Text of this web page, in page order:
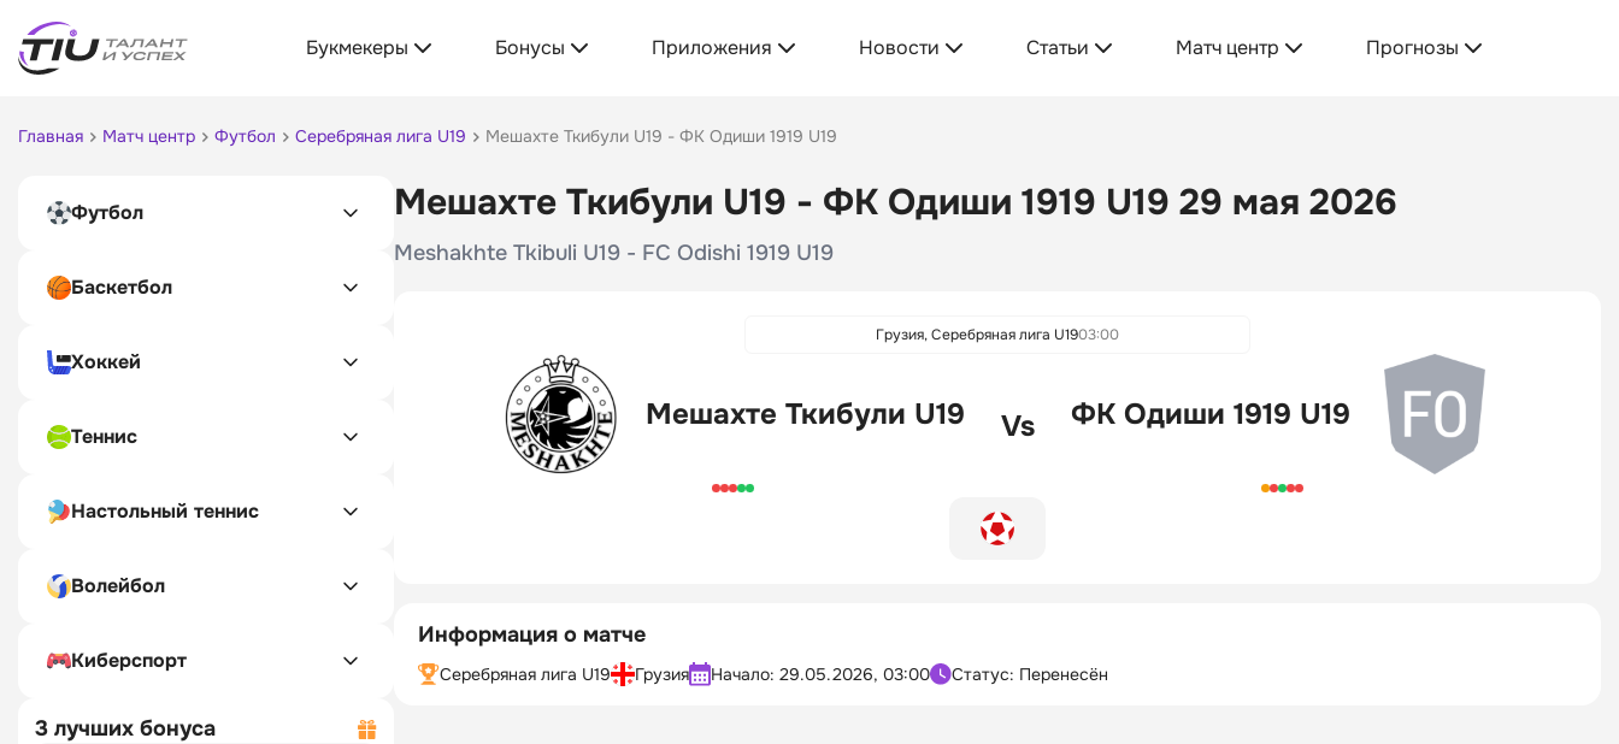
Букмекеры Бонусы Приложения Новости Статьи Матч центр Прогнозы
Главная Матч центр Футбол Серебряная лига U19 Мешахте Ткибули U19 - ФК Одиши 1919 U19
Футбол
Баскетбол
Хоккей
Теннис
Настольный теннис
Волейбол
Киберспорт
3 лучших бонуса
Мешахте Ткибули U19 - ФК Одиши 1919 U19 29 мая 2026
Meshakhte Tkibuli U19 - FC Odishi 1919 U19
Грузия, Серебряная лига U1903:00
Мешахте Ткибули U19 Vs ФК Одиши 1919 U19
Информация о матче
Серебряная лига U19 Грузия Начало: 29.05.2026, 03:00 Статус: Перенесён